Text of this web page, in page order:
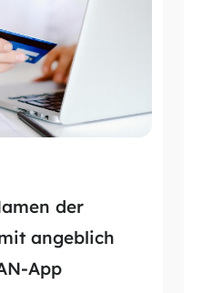
der
angeblich
App